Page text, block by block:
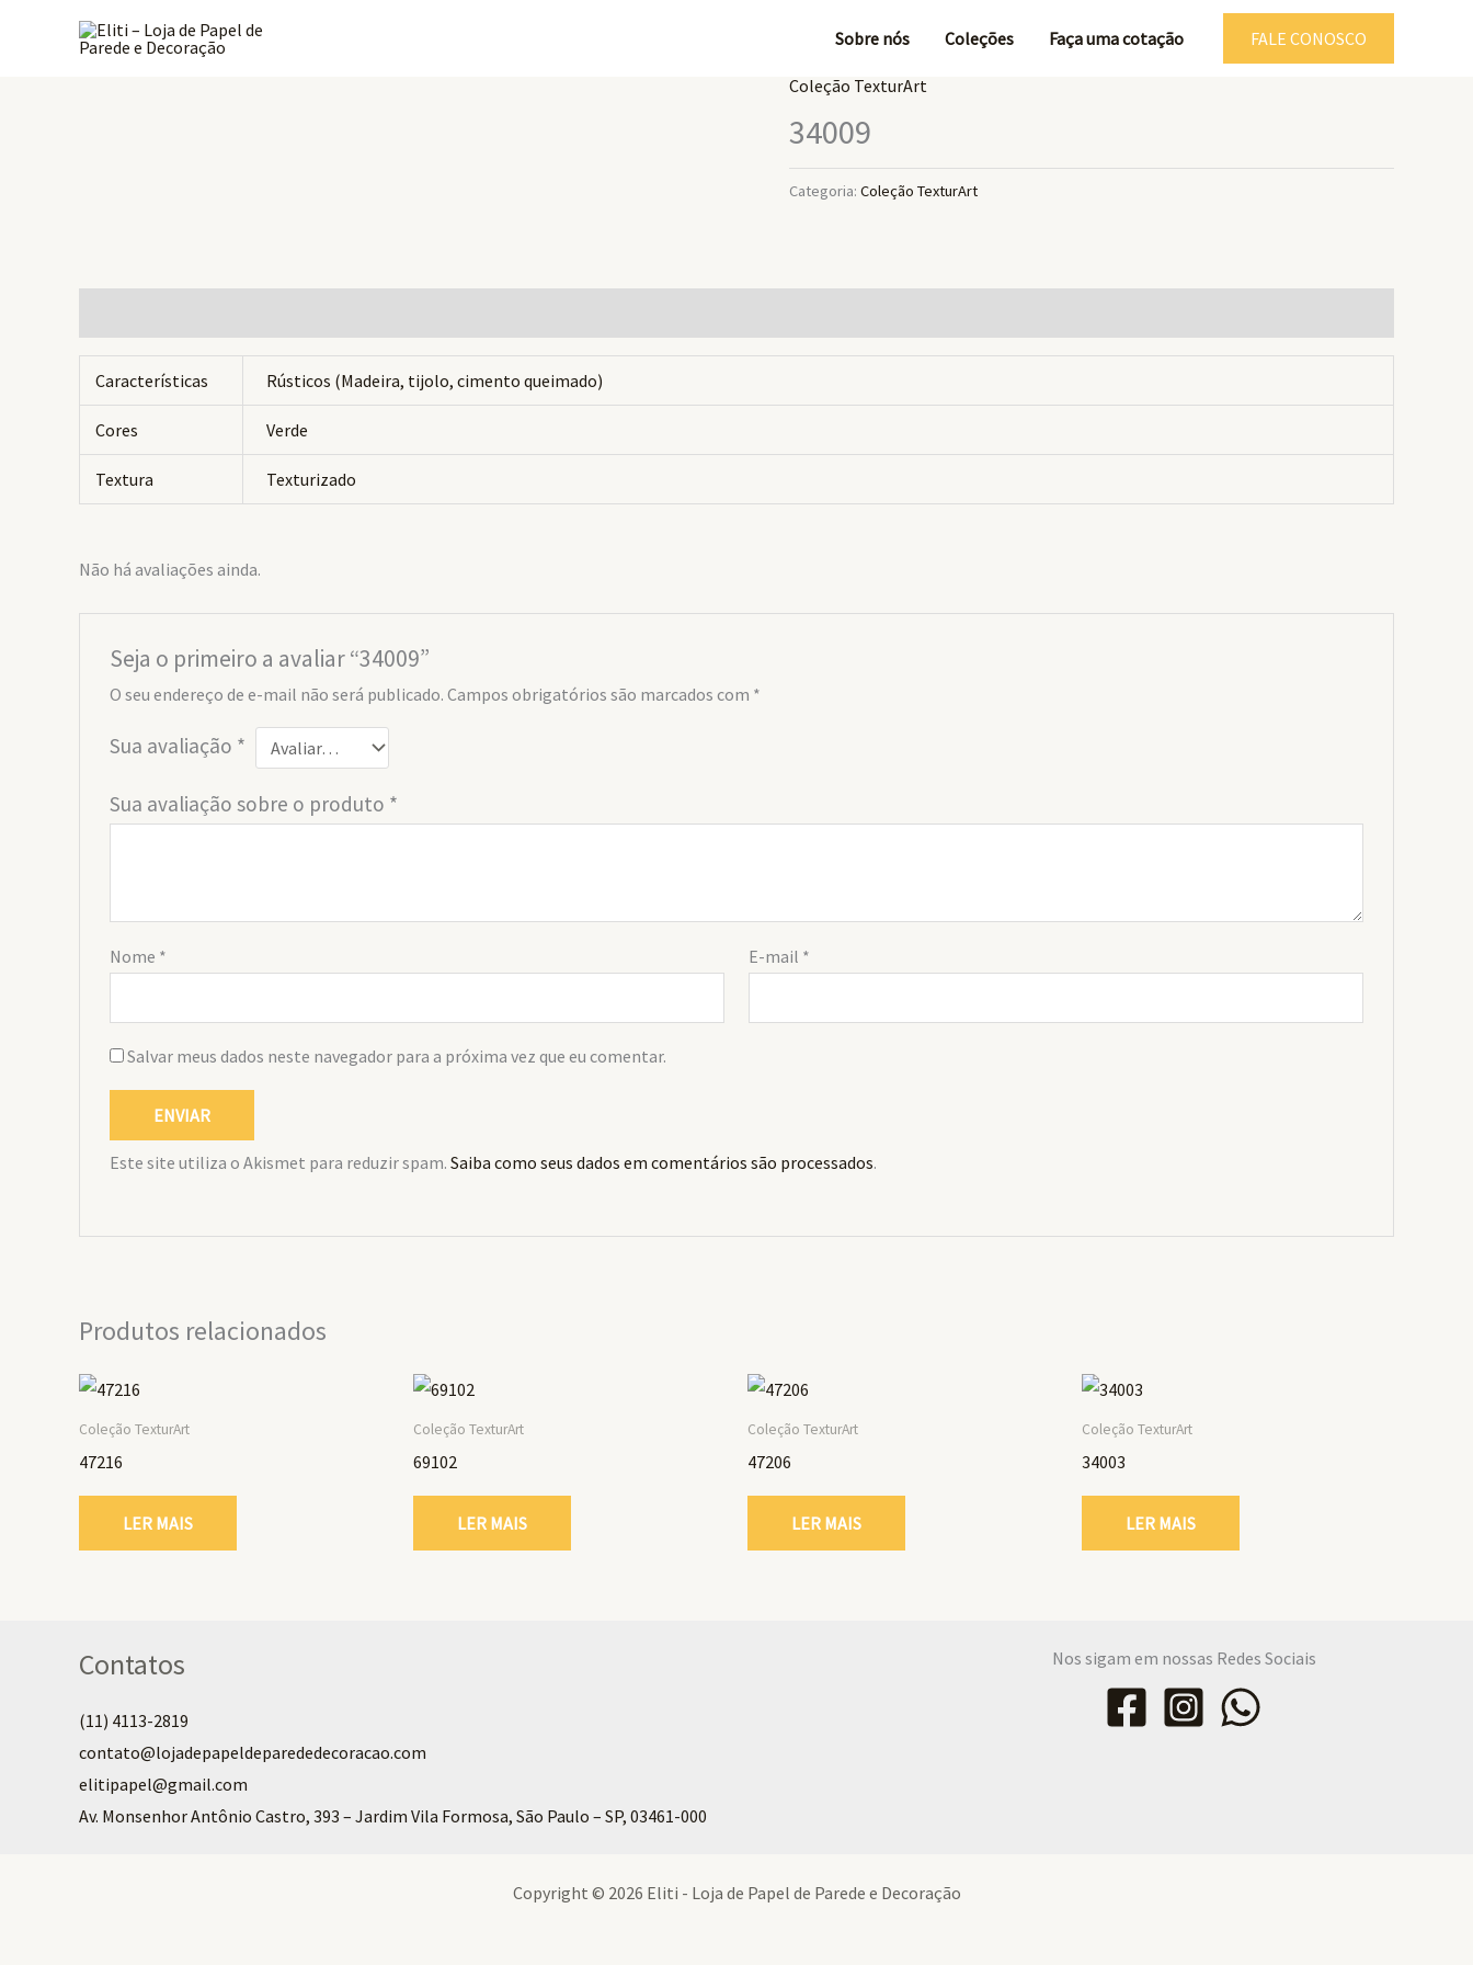
Sobre nós Coleções Faça uma cotação FALE CONOSCO
Coleção TexturArt
34009
Categoria: Coleção TexturArt
Características Rústicos (Madeira, tijolo, cimento queimado)
Cores Verde
Textura Texturizado
Não há avaliações ainda.
Seja o primeiro a avaliar “34009”
O seu endereço de e-mail não será publicado. Campos obrigatórios são marcados com *
Sua avaliação *
Sua avaliação sobre o produto *
Nome * E-mail *
Salvar meus dados neste navegador para a próxima vez que eu comentar.
Este site utiliza o Akismet para reduzir spam. Saiba como seus dados em comentários são processados.
Produtos relacionados
Coleção TexturArt
47216
LER MAIS
Coleção TexturArt
69102
LER MAIS
Coleção TexturArt
47206
LER MAIS
Coleção TexturArt
34003
LER MAIS
Contatos
(11) 4113-2819
contato@lojadepapeldeparededecoracao.com
elitipapel@gmail.com​
Av. Monsenhor Antônio Castro, 393 – Jardim Vila Formosa, São Paulo – SP, 03461-000
Nos sigam em nossas Redes Sociais
Copyright © 2026 Eliti - Loja de Papel de Parede e Decoração